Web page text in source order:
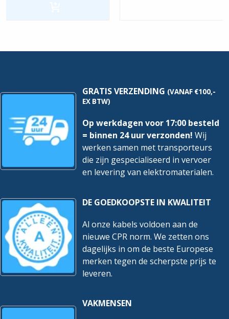
GRATIS VERZENDING (VANAF €100,-
EX BTW)
Op werkdagen voor 17:00 besteld
= binnen 24 uur verzonden! Wij
werken samen met transporteurs
die zijn gespecialiseerd in vervoer
en levering van elektromaterialen.
DE GOEDKOOPSTE IN KWALITEIT
Al onze kabels voldoen aan de
nieuwe CPR norm. We zetten ons
dagelijks in om de beste Europese
merken tegen de scherpste prijs te
leveren.
VAKMENSEN